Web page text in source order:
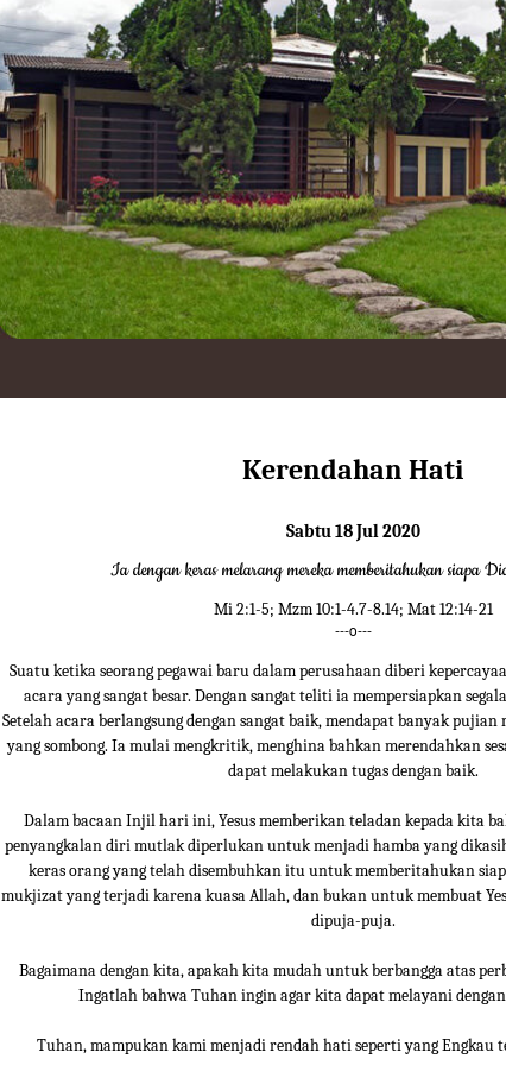
Kerendahan Hati
Sabtu 18 Jul 2020
Ia dengan keras melarang mereka memberitahukan siapa
Mi 2:1-5; Mzm 10:1-4.7-8.14; Mat 12:14-21
---o---
Suatu ketika seorang pegawai baru dalam perusahaan diberi
acara yang sangat besar. Dengan sangat teliti ia mempersiapkan
Setelah acara berlangsung dengan sangat baik, mendapat banyak
yang sombong. Ia mulai mengkritik, menghina bahkan merendahkan
dapat melakukan tugas dengan baik.
Dalam bacaan Injil hari ini, Yesus memberikan teladan kepada kita
penyangkalan diri mutlak diperlukan untuk menjadi hamba yang
keras orang yang telah disembuhkan itu untuk memberitahukan
mukjizat yang terjadi karena kuasa Allah, dan bukan untuk membuat
dipuja-puja.
Bagaimana dengan kita, apakah kita mudah untuk berbangga atas
Ingatlah bahwa Tuhan ingin agar kita dapat melayani
Tuhan, mampukan kami menjadi rendah hati seperti yang Engkau